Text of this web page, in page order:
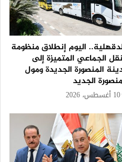
اليوم إنطلاق منظومة
الجماعي المتميزة إلى
المنصورة الجديدة ومول
الجديد
10 أغسطس، 2026